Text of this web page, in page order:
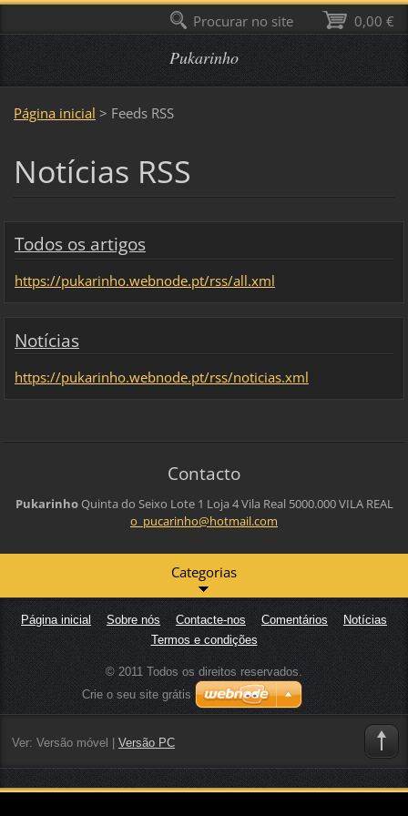
Pukarinho
Página inicial > Feeds RSS
Notícias RSS
Todos os artigos
https://pukarinho.webnode.pt/rss/all.xml
Notícias
https://pukarinho.webnode.pt/rss/noticias.xml
Contacto
PukarinhoQuinta do Seixo Lote 1 Loja 4Vila Real 5000.000 VILA REAL
o_pucarinho@hotmail.com
Categorias
Página inicial Sobre nós Contacte-nos Comentários
Notícias
Termos e condições
© 2011 Todos os direitos reservados.
Crie o seu site grátis
Ver: Versão móvel | Versão PC
0,00 €
Procurar no site